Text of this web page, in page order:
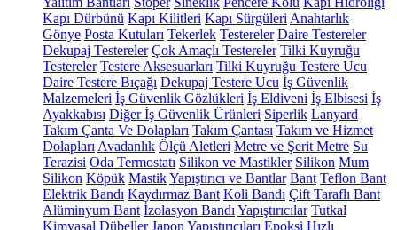
Kapı Dürbünü Kapı Kilitleri Kapı Sürgüleri Anahtarlık
Gönye Posta Kutuları Tekerlek Testereler Daire Testereler
Dekupaj Testereler Çok Amaçlı Testereler Tilki Kuyruğu
Testereler Testere Aksesuarları Tilki Kuyruğu Testere Ucu
Daire Testere Bıçağı Dekupaj Testere Ucu İş Güvenlik
Malzemeleri İş Güvenlik Gözlükleri İş Eldiveni İş Elbisesi İş
Ayakkabısı Diğer İş Güvenlik Ürünleri Siperlik Lanyard
Takım Çanta Ve Dolapları Takım Çantası Takım ve Hizmet
Dolapları Avadanlık Ölçü Aletleri Metre ve Şerit Metre Su
Terazisi Oda Termostatı Silikon ve Mastikler Silikon Mum
Silikon Köpük MastikYapıştırıcı ve Bantlar Bant Teflon Bant
Elektrik Bandı Kaydırmaz Bant Koli Bandı Çift Taraflı Bant
Alüminyum Bant İzolasyon Bandı Yapıştırıcılar Tutkal
Kimyasal Dübeller Japon Yapıştırıcıları Epoksi Hızlı